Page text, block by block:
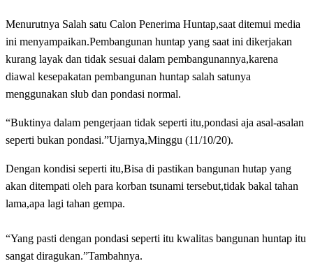
Menurutnya Salah satu Calon Penerima Huntap,saat ditemui media
ini menyampaikan.Pembangunan huntap yang saat ini dikerjakan
kurang layak dan tidak sesuai dalam pembangunannya,karena
diawal kesepakatan pembangunan huntap salah satunya
menggunakan slub dan pondasi normal.
“Buktinya dalam pengerjaan tidak seperti itu,pondasi aja asal-asalan
seperti bukan pondasi.”Ujarnya,Minggu (11/10/20).
Dengan kondisi seperti itu,Bisa di pastikan bangunan hutap yang
akan ditempati oleh para korban tsunami tersebut,tidak bakal tahan
lama,apa lagi tahan gempa.
“Yang pasti dengan pondasi seperti itu kwalitas bangunan huntap itu
sangat diragukan.”Tambahnya.